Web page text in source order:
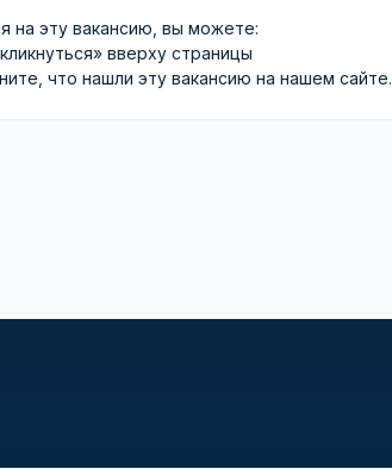
на эту вакансию, вы можете:
вверху страницы
что нашли эту вакансию на нашем сайте.